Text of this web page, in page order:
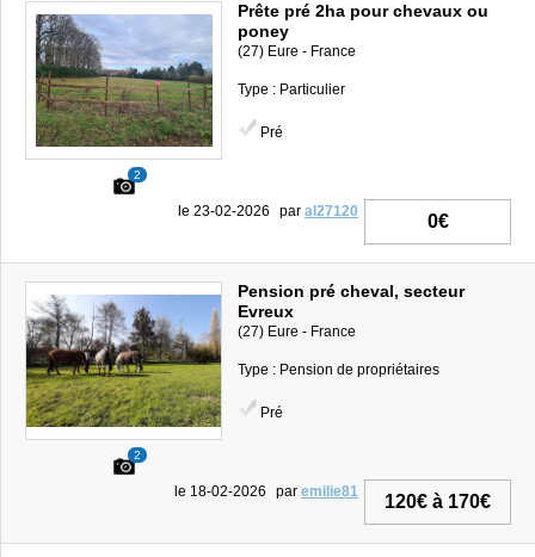
2
Prête pré 2ha pour chevaux ou
poney
(27) Eure - France
Type : Particulier
Pré
0€
le 23-02-2026 par al27120
2
Pension pré cheval, secteur
Evreux
(27) Eure - France
Type : Pension de propriétaires
Pré
120€ à 170€
le 18-02-2026 par emilie81